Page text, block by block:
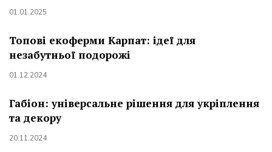
01.01.2025
Топові екоферми Карпат: ідеї для
незабутньої подорожі
01.12.2024
Габіон: універсальне рішення для укріплення
та декору
20.11.2024